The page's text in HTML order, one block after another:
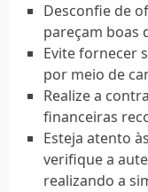
Desconfie de
pareçam boas
Evite fornecer
por meio de
Realize a
financeiras
Esteja atento
verifique a
realizando a